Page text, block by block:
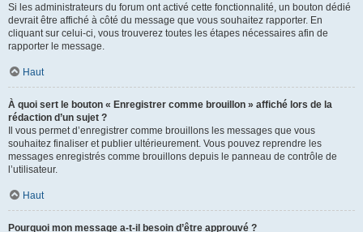
Si les administrateurs du forum ont activé cette fonctionnalité, un bouton dédié
devrait être affiché à côté du message que vous souhaitez rapporter. En
cliquant sur celui-ci, vous trouverez toutes les étapes nécessaires afin de
rapporter le message.
Haut
À quoi sert le bouton « Enregistrer comme brouillon » affiché lors de la
rédaction d’un sujet ?
Il vous permet d’enregistrer comme brouillons les messages que vous
souhaitez finaliser et publier ultérieurement. Vous pouvez reprendre les
messages enregistrés comme brouillons depuis le panneau de contrôle de
l’utilisateur.
Haut
Pourquoi mon message a-t-il besoin d’être approuvé ?